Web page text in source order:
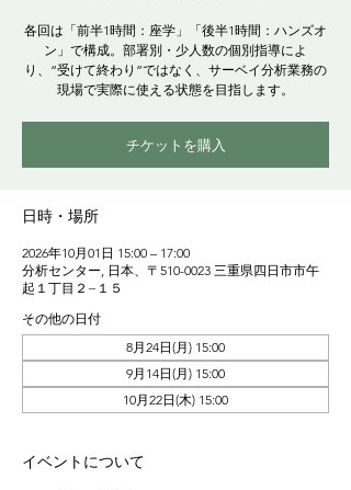
各回は「前半1時間：座学」「後半1時間：ハンズオ
ン」で構成。部署別・少人数の個別指導によ
り、“受けて終わり”ではなく、サーベイ分析業務の
現場で実際に使える状態を目指します。
チケットを購入
日時・場所
2026年10月01日 15:00 – 17:00
分析センター, 日本、〒510-0023 三重県四日市市午
起１丁目２−１５
その他の日付
8月24日(月) 15:00
9月14日(月) 15:00
10月22日(木) 15:00
イベントについて